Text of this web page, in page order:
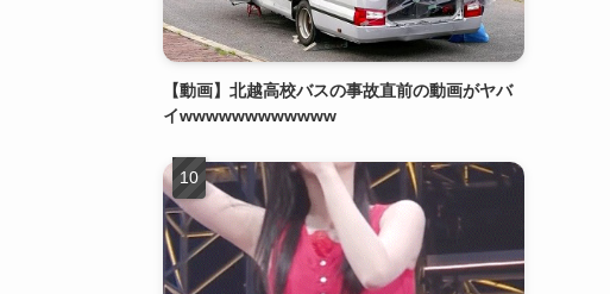
【動画】北越高校バスの事故直前の動画がヤバ
イwwwwwwwwwwww